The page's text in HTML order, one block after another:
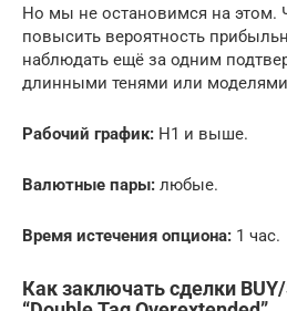
Но мы не остановимся на этом.
повысить вероятность
наблюдать ещё за одним
длинными тенями или
Рабочий график: Н1 и выше.
Валютные пары: любые.
Время истечения опциона: 1 час.
Как заключать сделки BUY/